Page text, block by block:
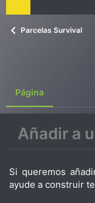
Parcelas Survival
Página
Añadir a
Si queremos
ayude a construir